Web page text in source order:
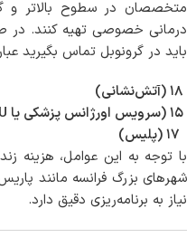
متخصصان در سطوح بالاتر و
درمانی خصوصی تهیه کنند. در
باید در گرونوبل تماس بگیرید
با توجه به این عوامل، هزینه
شهرهای بزرگ فرانسه مانند
نیاز به برنامه‌ریزی دقیق دارد.